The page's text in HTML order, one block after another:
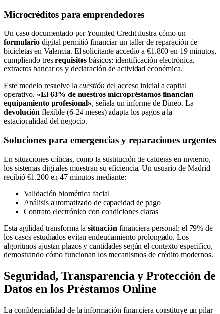
Microcréditos para emprendedores
Un caso documentado por Younited Credit ilustra cómo un
formulario digital permitió financiar un taller de reparación de
bicicletas en Valencia. El solicitante accedió a €1.800 en 19 minutos,
cumpliendo tres requisitos básicos: identificación electrónica,
extractos bancarios y declaración de actividad económica.
Este modelo resuelve la cuestión del acceso inicial a capital
operativo. «El 68% de nuestros micropréstamos financian
equipamiento profesional», señala un informe de Dineo. La
devolución flexible (6-24 meses) adapta los pagos a la
estacionalidad del negocio.
Soluciones para emergencias y reparaciones urgentes
En situaciones críticas, como la sustitución de calderas en invierno,
los sistemas digitales muestran su eficiencia. Un usuario de Madrid
recibió €1.200 en 47 minutos mediante:
Validación biométrica facial
Análisis automatizado de capacidad de pago
Contrato electrónico con condiciones claras
Esta agilidad transforma la situación financiera personal: el 79% de
los casos estudiados evitan endeudamiento prolongado. Los
algoritmos ajustan plazos y cantidades según el contexto específico,
demostrando cómo funcionan los mecanismos de crédito modernos.
Seguridad, Transparencia y Protección de
Datos en los Préstamos Online
La confidencialidad de la información financiera constituye un pilar